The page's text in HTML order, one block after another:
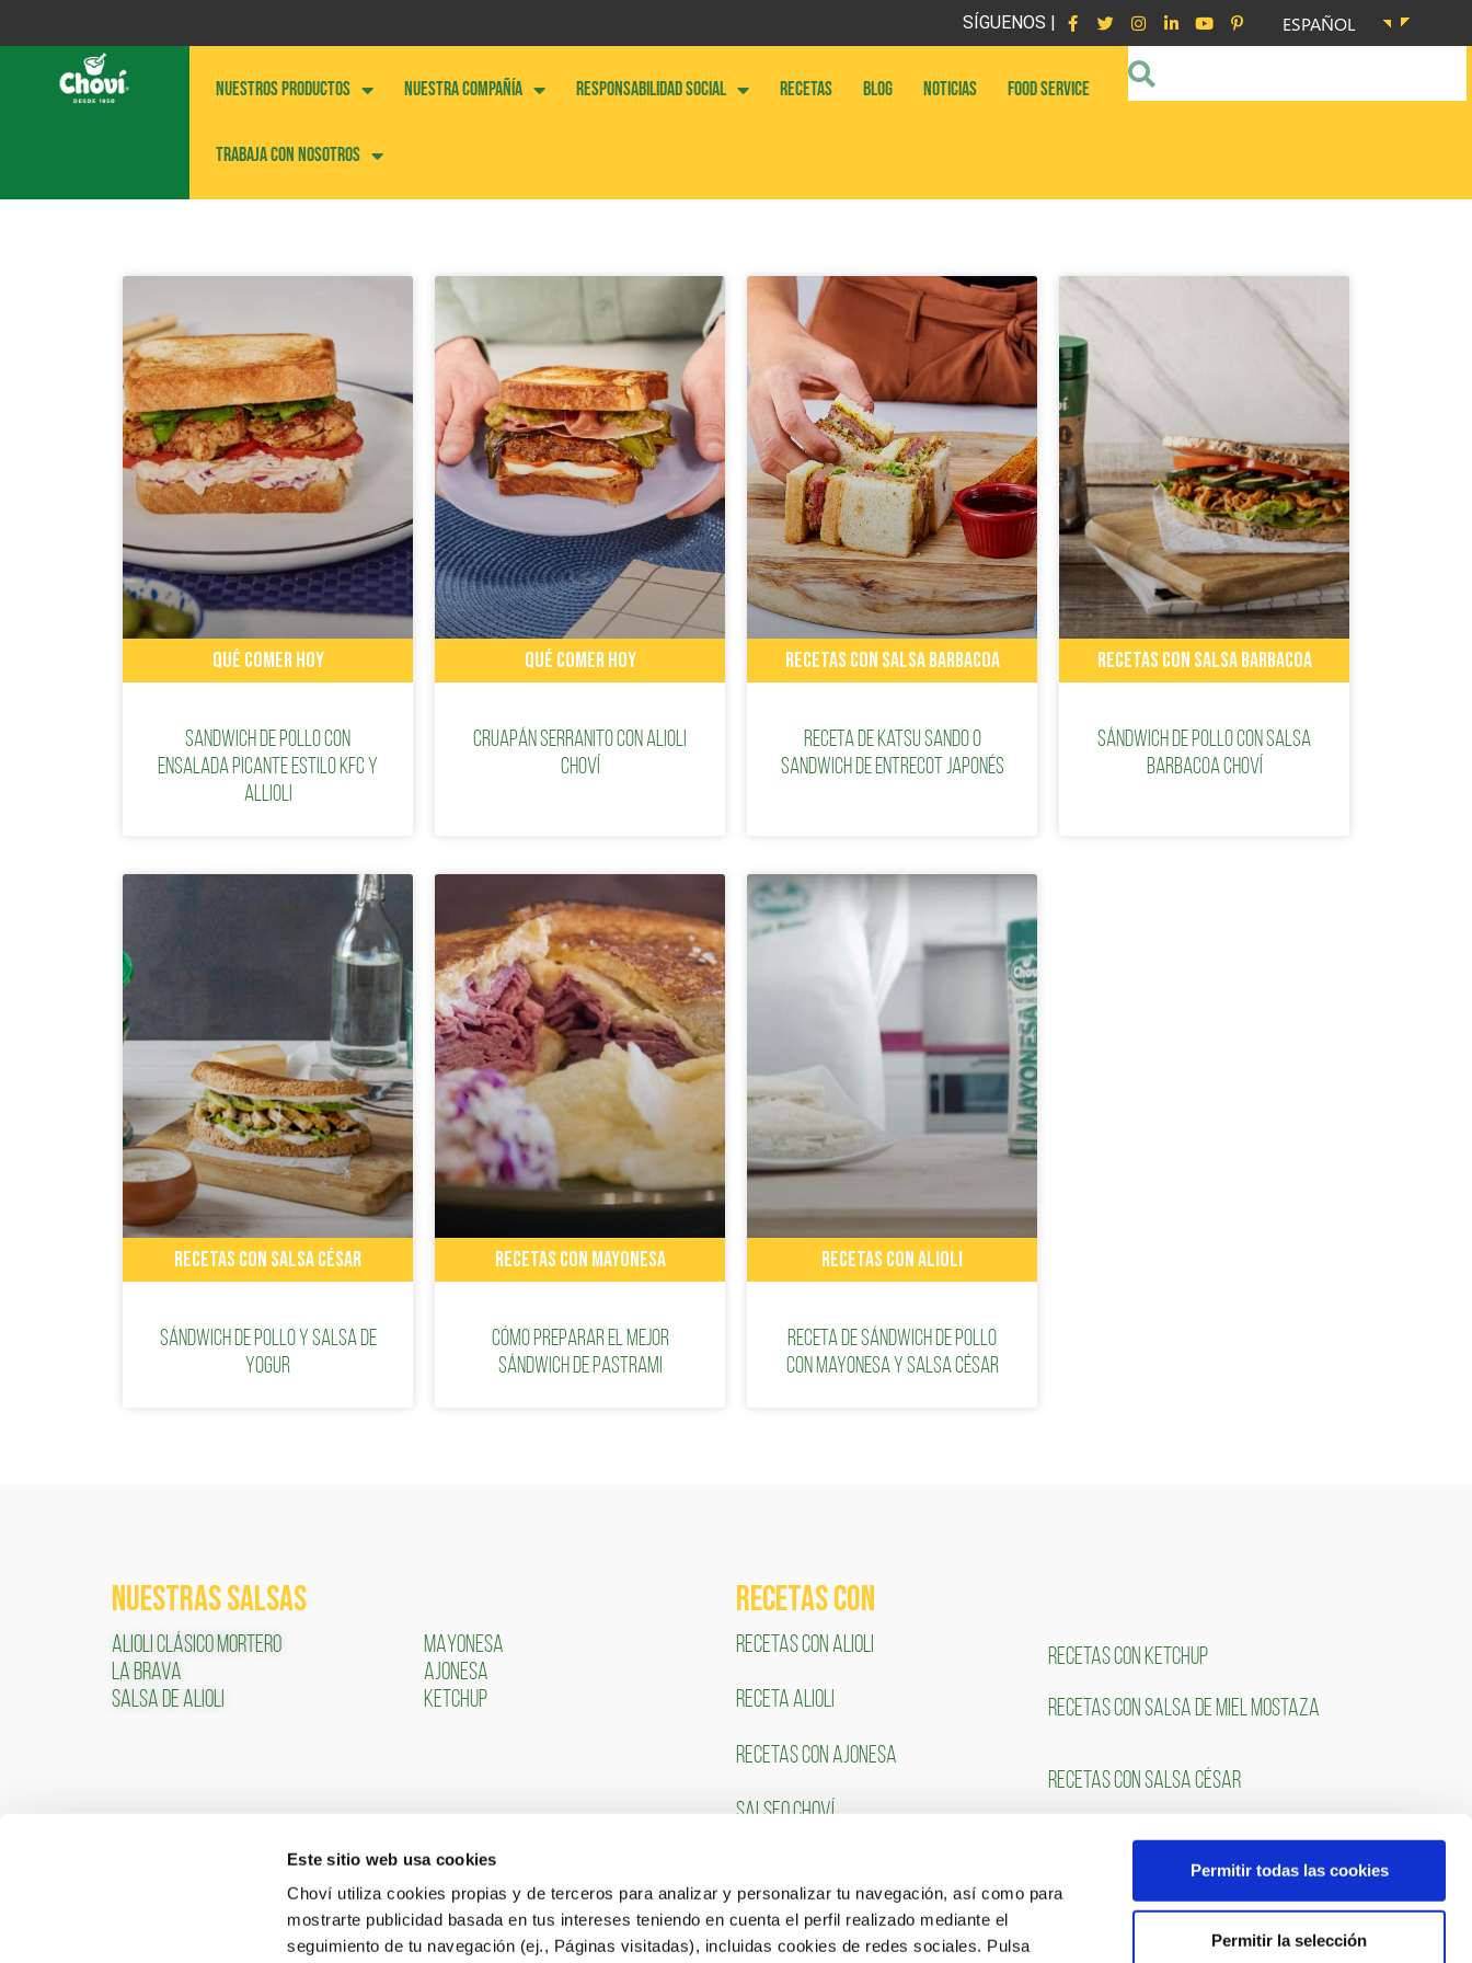
Este sitio web usa cookies
Choví utiliza cookies propias y de terceros para analizar y personalizar tu navegación, así como para
mostrarte publicidad basada en tus intereses teniendo en cuenta el perfil realizado mediante el
seguimiento de tu navegación (ej., Páginas visitadas), incluidas cookies de redes sociales. Pulsa
Permitir todas las cookies
Permitir la selección
SÍGUENOS | ESPAÑOL
NUESTROS PRODUCTOS NUESTRA COMPAÑÍA RESPONSABILIDAD SOCIAL RECETAS BLOG NOTICIAS FOOD SERVICE
Trabaja con nosotros
QUÉ COMER HOY
Sandwich de pollo con
ensalada picante estilo KFC y
Allioli
QUÉ COMER HOY
Cruapán Serranito con Alioli
Choví
RECETAS CON SALSA BARBACOA
Receta de Katsu Sando o
sandwich de entrecot japonés
RECETAS CON SALSA BARBACOA
Sándwich de pollo con salsa
barbacoa Choví
RECETAS CON SALSA CÉSAR
Sándwich de pollo y salsa de
yogur
RECETAS CON MAYONESA
Cómo preparar el mejor
sándwich de pastrami
RECETAS CON ALIOLI
Receta de sándwich de pollo
con mayonesa y salsa césar
NUESTRAS SALSAS
ALIOLI CLÁSICO MORTERO
LA BRAVA
SALSA DE ALIOLI
MAYONESA
AJONESA
KETCHUP
RECETAS COn
RECETAS CON ALIOLI
RECETA ALIOLI
RECETAS CON AJONESA
SALSEO CHOVÍ
RECETAS CON KETCHUP
RECETAS CON SALSA DE MIEL MOSTAZA
RECETAS CON SALSA CÉSAR
ÁREA CLIENTES
ACCEDER
TRABAJA CON NOSOTROS
Portal de Empleo
SÍGUENOS